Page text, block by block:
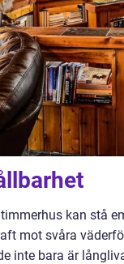
kan stå
mot svåra
inte bara är